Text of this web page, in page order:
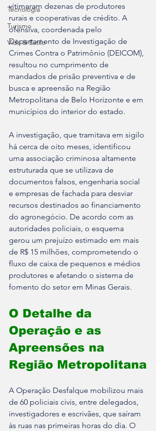
Tecnologia
Turismo
Vida & Estilo
vitimaram dezenas de produtores
rurais e cooperativas de crédito. A
ofensiva, coordenada pelo
Departamento de Investigação de
Crimes Contra o Patrimônio (DEICOM),
resultou no cumprimento de
mandados de prisão preventiva e de
busca e apreensão na Região
Metropolitana de Belo Horizonte e em
municípios do interior do estado.
A investigação, que tramitava em sigilo
há cerca de oito meses, identificou
uma associação criminosa altamente
estruturada que se utilizava de
documentos falsos, engenharia social
e empresas de fachada para desviar
recursos destinados ao financiamento
do agronegócio. De acordo com as
autoridades policiais, o esquema
gerou um prejuízo estimado em mais
de R$ 15 milhões, comprometendo o
fluxo de caixa de pequenos e médios
produtores e afetando o sistema de
fomento do setor em Minas Gerais.
O Detalhe da
Operação e as
Apreensões na
Região Metropolitana
A Operação Desfalque mobilizou mais
de 60 policiais civis, entre delegados,
investigadores e escrivães, que saíram
às ruas nas primeiras horas do dia. O